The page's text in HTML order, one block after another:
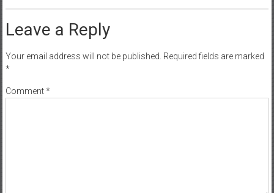
Leave a Reply
Your email address will not be published. Required fields are marked
*
Comment*